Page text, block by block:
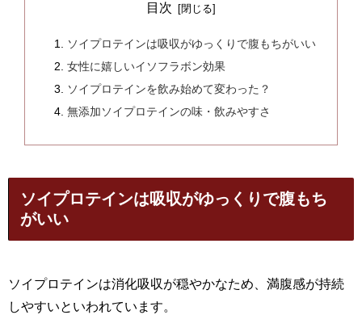
目次
ソイプロテインは吸収がゆっくりで腹もちがいい
女性に嬉しいイソフラボン効果
ソイプロテインを飲み始めて変わった？
無添加ソイプロテインの味・飲みやすさ
ソイプロテインは吸収がゆっくりで腹もち
がいい
ソイプロテインは消化吸収が穏やかなため、満腹感が持続
しやすいといわれています。